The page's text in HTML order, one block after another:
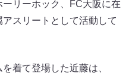
リーホック、FC大阪に在
スリートとして活動して
着て登場した近藤は、